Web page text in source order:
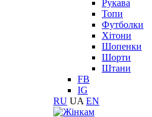
Рукава
Топи
Футболки
Хітони
Шопенки
Шорти
Штани
FB
IG
RU UA EN